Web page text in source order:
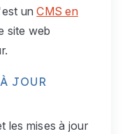
unCMS en
site web
JOUR
les mises à jour